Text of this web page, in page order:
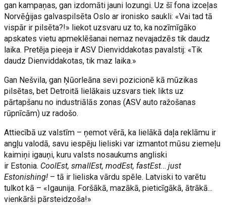
gan kampaņas, gan izdomāti jauni lozungi. Uz šī fona izceļas
Norvēģijas galvaspilsēta Oslo ar ironisko saukli: «Vai tad tā
vispār ir pilsēta?!» liekot uzsvaru uz to, ka nozīmīgāko
apskates vietu apmeklēšanai nemaz nevajadzēs tik daudz
laika. Pretēja pieeja ir ASV Dienviddakotas pavalstij: «Tik
daudz Dienviddakotas, tik maz laika.»
Gan Nešvila, gan Ņūorleāna sevi pozicionē kā mūzikas
pilsētas, bet Detroitā lielākais uzsvars tiek likts uz
pārtapšanu no industriālās zonas (ASV auto ražošanas
rūpnīcām) uz radošo.
Attiecībā uz valstīm – ņemot vērā, ka lielākā daļa reklāmu ir
angļu valodā, savu iespēju lieliski var izmantot mūsu ziemeļu
kaimiņi igauņi, kuru valsts nosaukums angliski
ir Estonia. CoolEst, smallEst, modEst, fastEst…just
Estonishing! – tā ir lieliska vārdu spēle. Latviski to varētu
tulkot kā – «Igaunija. Foršākā, mazākā, pieticīgākā, ātrākā...
vienkārši pārsteidzoša!»